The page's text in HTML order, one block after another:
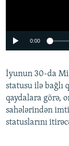
0:00
İyunun 30-da
statusu ilə bağlı
qaydalara görə,
sahələrindən
statuslarını